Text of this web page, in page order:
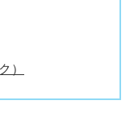
）